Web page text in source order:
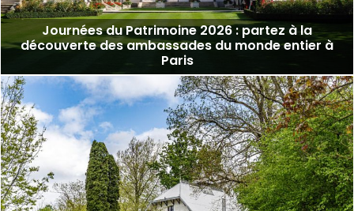
Journées du Patrimoine 2026 : partez à la
découverte des ambassades du monde entier à
Paris